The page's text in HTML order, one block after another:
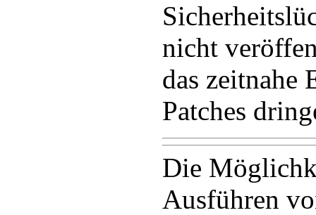
nicht
das zeitnahe
Patches
Die
Ausführen